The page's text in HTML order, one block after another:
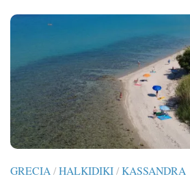
GRECIA /HALKIDIKI/KASSANDRA